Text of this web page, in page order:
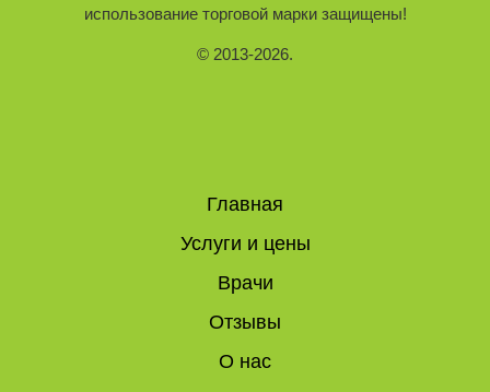
использование торговой марки защищены!
© 2013-2026.
Главная
Услуги и цены
Врачи
Отзывы
О нас